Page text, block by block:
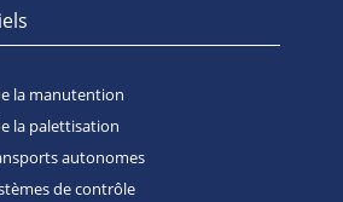
la manutention
la palettisation
autonomes
de contrôle